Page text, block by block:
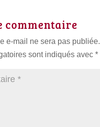
commentaire
e-mail ne sera pas publiée.
sont indiqués avec *